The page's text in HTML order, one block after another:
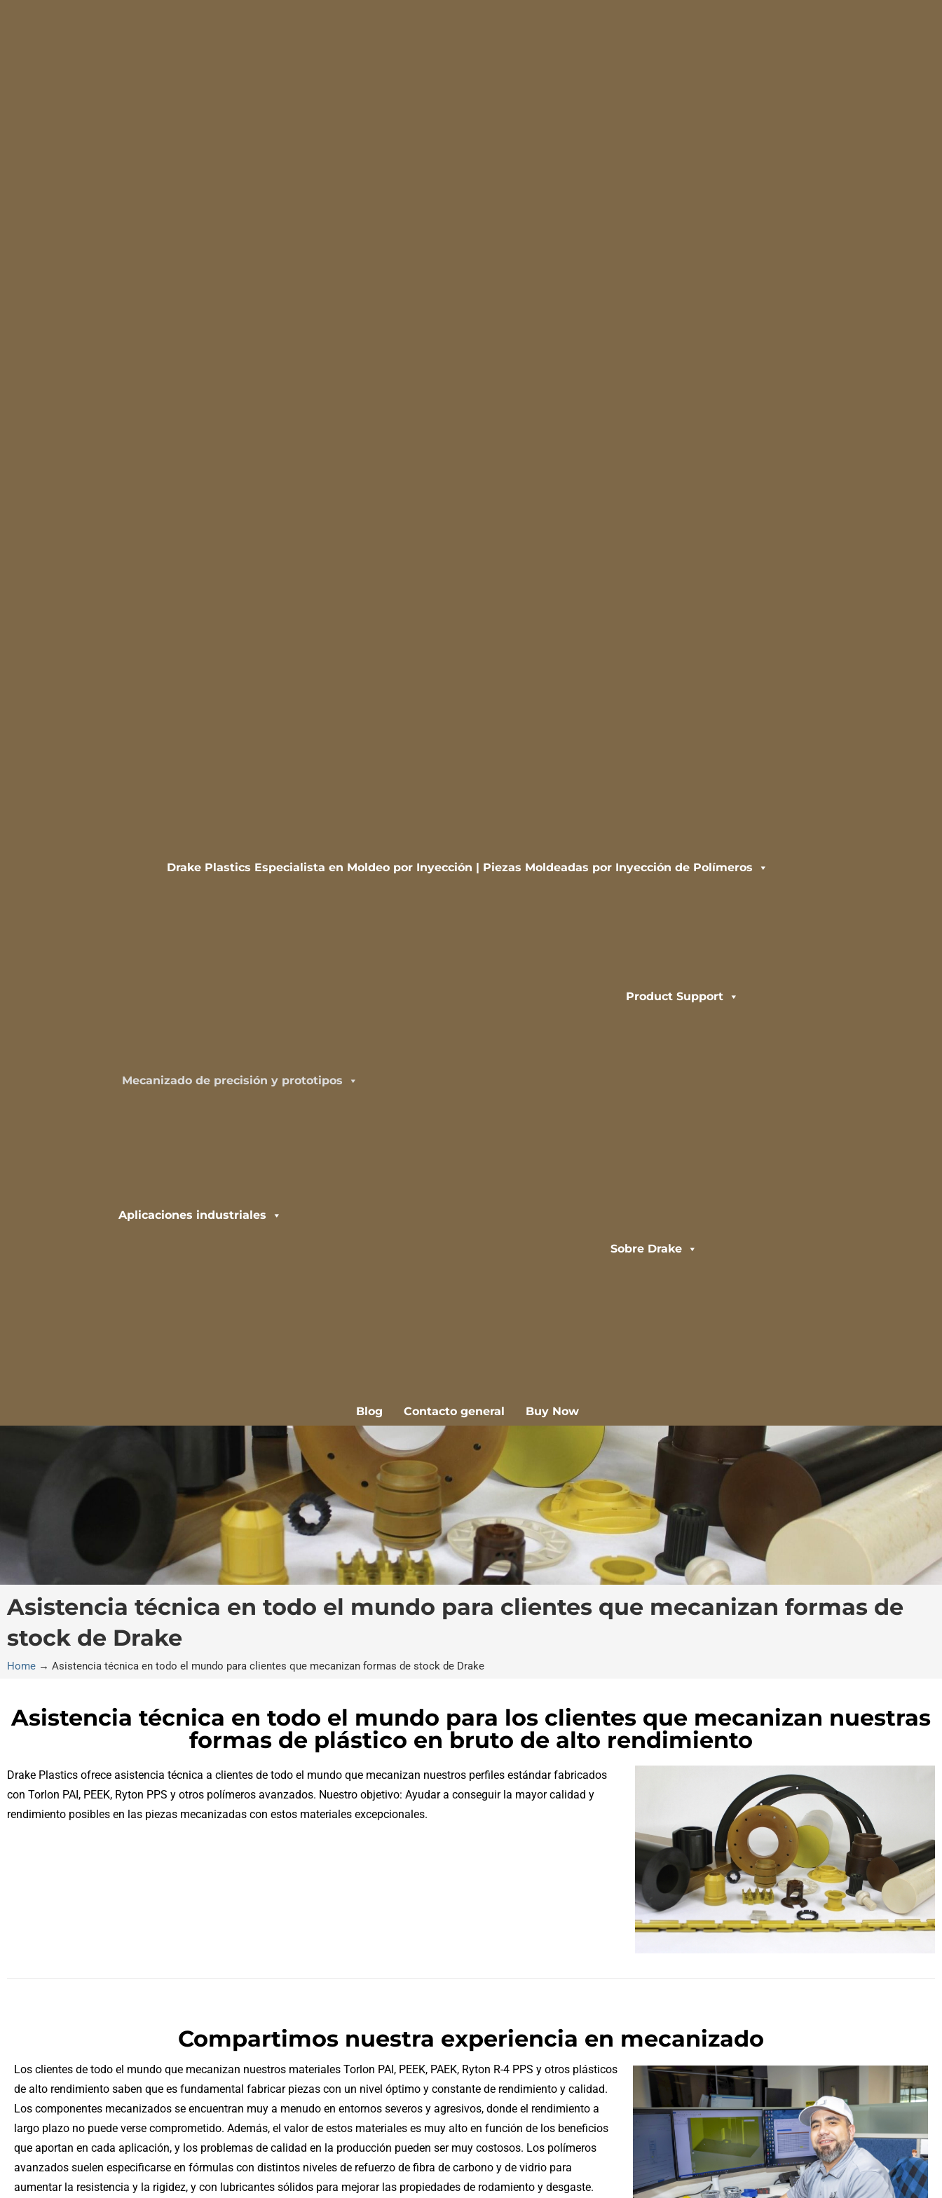
Drake Plastics Especialista en Moldeo por Inyección | Piezas Moldeadas por Inyección de Polímeros
Mecanizado de precisión y prototipos
Product Support
Aplicaciones industriales
Sobre Drake
Blog Contacto general Buy Now
Asistencia técnica en todo el mundo para clientes que mecanizan formas de
stock de Drake
Home → Asistencia técnica en todo el mundo para clientes que mecanizan formas de stock de Drake
Asistencia técnica en todo el mundo para los clientes que mecanizan nuestras
formas de plástico en bruto de alto rendimiento
Drake Plastics ofrece asistencia técnica a clientes de todo el mundo que mecanizan nuestros perfiles estándar fabricados
con Torlon PAI, PEEK, Ryton PPS y otros polímeros avanzados. Nuestro objetivo: Ayudar a conseguir la mayor calidad y
rendimiento posibles en las piezas mecanizadas con estos materiales excepcionales.
Compartimos nuestra experiencia en mecanizado
Los clientes de todo el mundo que mecanizan nuestros materiales Torlon PAI, PEEK, PAEK, Ryton R-4 PPS y otros plásticos
de alto rendimiento saben que es fundamental fabricar piezas con un nivel óptimo y constante de rendimiento y calidad.
Los componentes mecanizados se encuentran muy a menudo en entornos severos y agresivos, donde el rendimiento a
largo plazo no puede verse comprometido. Además, el valor de estos materiales es muy alto en función de los beneficios
que aportan en cada aplicación, y los problemas de calidad en la producción pueden ser muy costosos. Los polímeros
avanzados suelen especificarse en fórmulas con distintos niveles de refuerzo de fibra de carbono y de vidrio para
aumentar la resistencia y la rigidez, y con lubricantes sólidos para mejorar las propiedades de rodamiento y desgaste.